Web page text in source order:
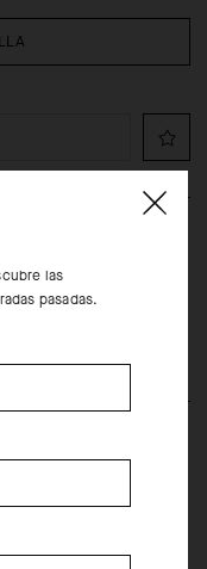
ultraligero y
y evacúa el calor, es
de temperaturas
las
pasadas.